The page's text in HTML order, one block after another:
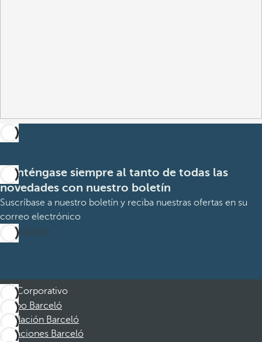
Manténgase siempre al tanto de todas las
novedades con nuestro boletín
Suscríbase a nuestro boletín y reciba nuestras ofertas en su
correo electrónico
Suscribirme
Corporativo
Grupo Barceló
Fundación Barceló
Vacaciones Barceló